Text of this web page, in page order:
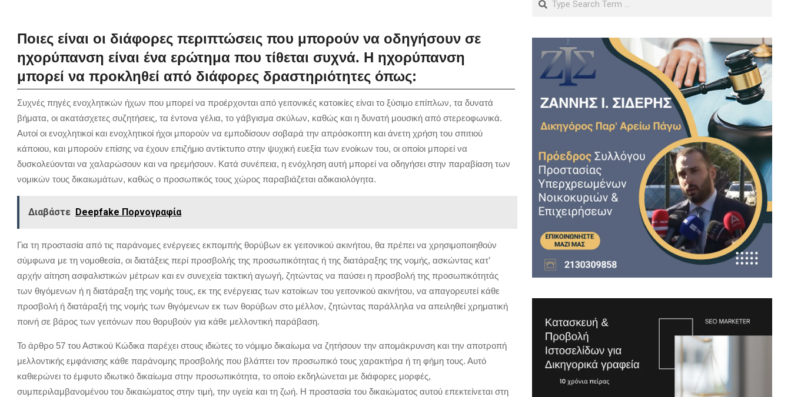
Ποιες είναι οι διάφορες περιπτώσεις που μπορούν να οδηγήσουν σε
ηχορύπανση είναι ένα ερώτημα που τίθεται συχνά. Η ηχορύπανση
μπορεί να προκληθεί από διάφορες δραστηριότητες όπως:
Συχνές πηγές ενοχλητικών ήχων που μπορεί να προέρχονται από γειτονικές κατοικίες είναι το ξύσιμο επίπλων, τα δυνατά
βήματα, οι ακατάσχετες συζητήσεις, τα έντονα γέλια, το γάβγισμα σκύλων, καθώς και η δυνατή μουσική από στερεοφωνικά.
Αυτοί οι ενοχλητικοί και ενοχλητικοί ήχοι μπορούν να εμποδίσουν σοβαρά την απρόσκοπτη και άνετη χρήση του σπιτιού
κάποιου, και μπορούν επίσης να έχουν επιζήμιο αντίκτυπο στην ψυχική ευεξία των ενοίκων του, οι οποίοι μπορεί να
δυσκολεύονται να χαλαρώσουν και να ηρεμήσουν. Κατά συνέπεια, η ενόχληση αυτή μπορεί να οδηγήσει στην παραβίαση των
νομικών τους δικαιωμάτων, καθώς ο προσωπικός τους χώρος παραβιάζεται αδικαιολόγητα.
Διαβάστε Deepfake Πορνογραφία
Για τη προστασία από τις παράνομες ενέργειες εκπομπής θορύβων εκ γειτονικού ακινήτου, θα πρέπει να χρησιμοποιηθούν
σύμφωνα με τη νομοθεσία, οι διατάξεις περί προσβολής της προσωπικότητας ή της διατάραξης της νομής, ασκώντας κατ’
αρχήν αίτηση ασφαλιστικών μέτρων και εν συνεχεία τακτική αγωγή, ζητώντας να παύσει η προσβολή της προσωπικότητάς
των θιγόμενων ή η διατάραξη της νομής τους, εκ της ενέργειας των κατοίκων του γειτονικού ακινήτου, να απαγορευτεί κάθε
προσβολή ή διατάραξή της νομής των θιγόμενων εκ των θορύβων στο μέλλον, ζητώντας παράλληλα να απειληθεί χρηματική
ποινή σε βάρος των γειτόνων που θορυβούν για κάθε μελλοντική παράβαση.
Το άρθρο 57 του Αστικού Κώδικα παρέχει στους ιδιώτες το νόμιμο δικαίωμα να ζητήσουν την απομάκρυνση και την αποτροπή
μελλοντικής εμφάνισης κάθε παράνομης προσβολής που βλάπτει τον προσωπικό τους χαρακτήρα ή τη φήμη τους. Αυτό
καθιερώνει το έμφυτο ιδιωτικό δικαίωμα στην προσωπικότητα, το οποίο εκδηλώνεται με διάφορες μορφές,
συμπεριλαμβανομένου του δικαιώματος στην τιμή, την υγεία και τη ζωή. Η προστασία του δικαιώματος αυτού επεκτείνεται στη